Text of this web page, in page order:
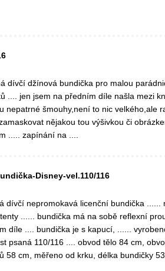
dívčí džínová bundička pro malou
.... jen jsem na předním díle našla mezi
nepatrné šmouhy,není to nic velkého,ale
nějakou tou výšivkou či
..... zapínání na ....
Disney-vel.110/116
dívčí nepromokavá licenční bundička
...... bundička má na sobě reflexní
díle .... bundička je s kapucí, ......
psaná 110/116 .... obvod tělo 84 cm,
58 cm, měřeno od krku, délka bundičky 53